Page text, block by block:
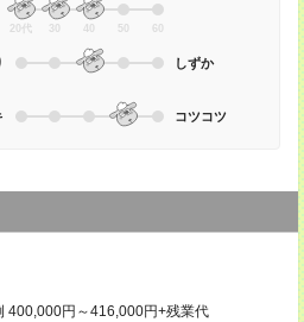
20代 30 40 50 60
しずか
コツコツ
円～416,000円+残業代